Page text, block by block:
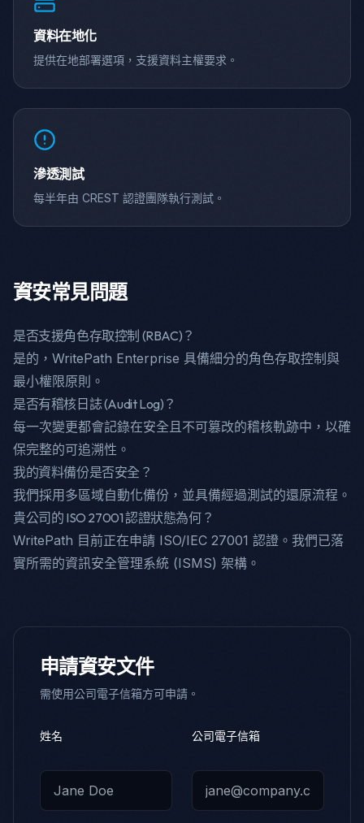
資料在地化
提供在地部署選項，支援資料主權要求。
滲透測試
每半年由 CREST 認證團隊執行測試。
資安常見問題
是否支援角色存取控制 (RBAC)？
是的，WritePath Enterprise 具備細分的角色存取控制與
最小權限原則。
是否有稽核日誌 (Audit Log)？
每一次變更都會記錄在安全且不可篡改的稽核軌跡中，以確
保完整的可追溯性。
我的資料備份是否安全？
我們採用多區域自動化備份，並具備經過測試的還原流程。
貴公司的 ISO 27001 認證狀態為何？
WritePath 目前正在申請 ISO/IEC 27001 認證。我們已落
實所需的資訊安全管理系統 (ISMS) 架構。
申請資安文件
需使用公司電子信箱方可申請。
姓名 公司電子信箱